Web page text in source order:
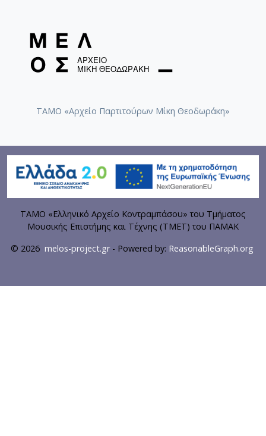
ΤΑΜΟ «Αρχείο Παρτιτούρων Μίκη Θεοδωράκη»
ΤΑΜΟ «Ελληνικό Αρχείο Κοντραμπάσου» του Τμήματος
Μουσικής Επιστήμης και Τέχνης (ΤΜΕΤ) του ΠΑΜΑΚ
© 2026 melos-project.gr- Powered by: ReasonableGraph.org